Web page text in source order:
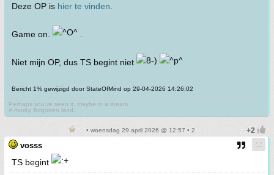
Deze OP is hier te vinden
Game on.
Niet mijn OP, dus TS begint niet
Bericht 1% gewijzigd door StateOfMind op 29-04-2026 14:26:02
Perhaps you've seen it, maybe in a dream.
A murky, forgotten land.
• woensdag 29 april 2026 @ 12:57 • 2
vosss
TS begint